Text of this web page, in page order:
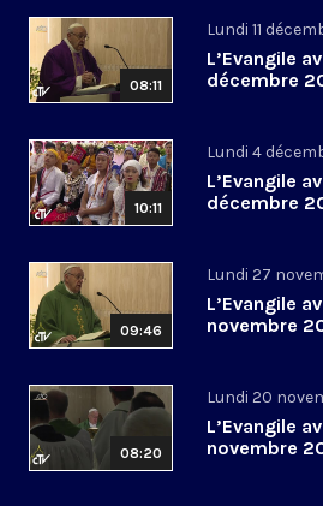
08:11
Lundi 11
L’Evangile
décembre
10:11
Lundi 4
L’Evangile
décembre
09:46
Lundi 27
L’Evangile
novembre
08:20
Lundi 20
L’Evangile
novembre